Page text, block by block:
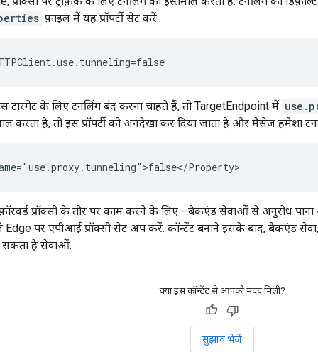
फ़ाइल में यह प्रॉपर्टी सेट करें:
के लिए टनलिंग बंद करना चाहते हैं, तो TargetEndpoint में
करता है, तो इस प्रॉपर्टी को अनदेखा कर दिया जाता है और मैसेज हमेशा
Property>
प्रॉक्सी के तौर पर काम करने के लिए - बैकएंड सेवाओं से अनुरोध
पर एपीआई प्रॉक्सी सेट अप करें. कॉन्टेंट बनाने इसके बाद, बैकएंड
सकता है सेवाओं.
क्या इस कॉन्टेंट से आपको मदद मिली?
सुझाव भेजें